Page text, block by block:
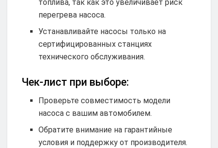
топлива, так как это увеличивает риск
перегрева насоса.
Устанавливайте насосы только на
сертифицированных станциях
технического обслуживания.
Чек-лист при выборе:
Проверьте совместимость модели
насоса с вашим автомобилем.
Обратите внимание на гарантийные
условия и поддержку от производителя.